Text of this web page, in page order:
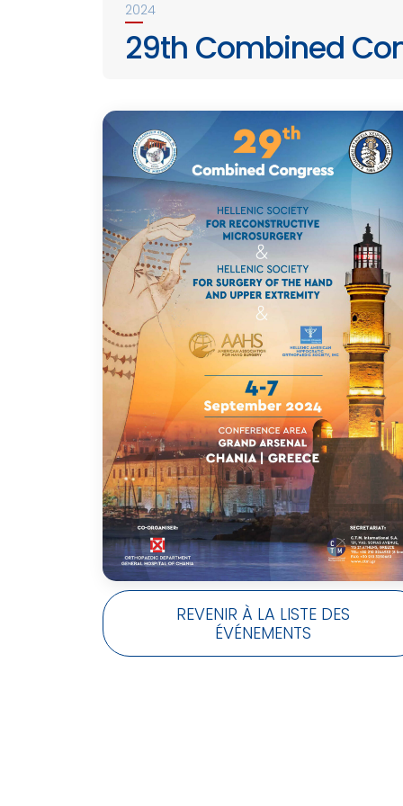
2024
29th Combined
REVENIR À LA LISTE DES
ÉVÉNEMENTS